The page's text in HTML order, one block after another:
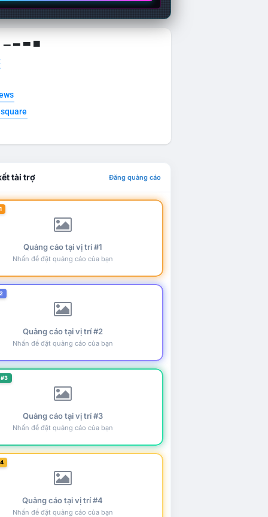
▁ ▂ ▃ ▄
tài trợ Đăng quảng cáo
Quảng cáo tại vị trí #1
Nhấn để đặt quảng cáo của bạn
Quảng cáo tại vị trí #2
Nhấn để đặt quảng cáo của bạn
Quảng cáo tại vị trí #3
Nhấn để đặt quảng cáo của bạn
Quảng cáo tại vị trí #4
Nhấn để đặt quảng cáo của bạn